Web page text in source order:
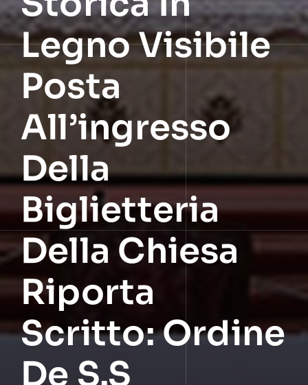
Legno Visibile
Posta
All’ingresso
Della
Biglietteria
Della Chiesa
Riporta
Scritto: Ordine
De S.s